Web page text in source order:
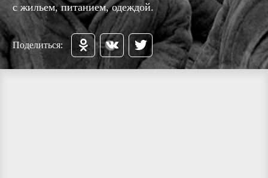
с жильем, питанием, одеждой.
Поделиться: